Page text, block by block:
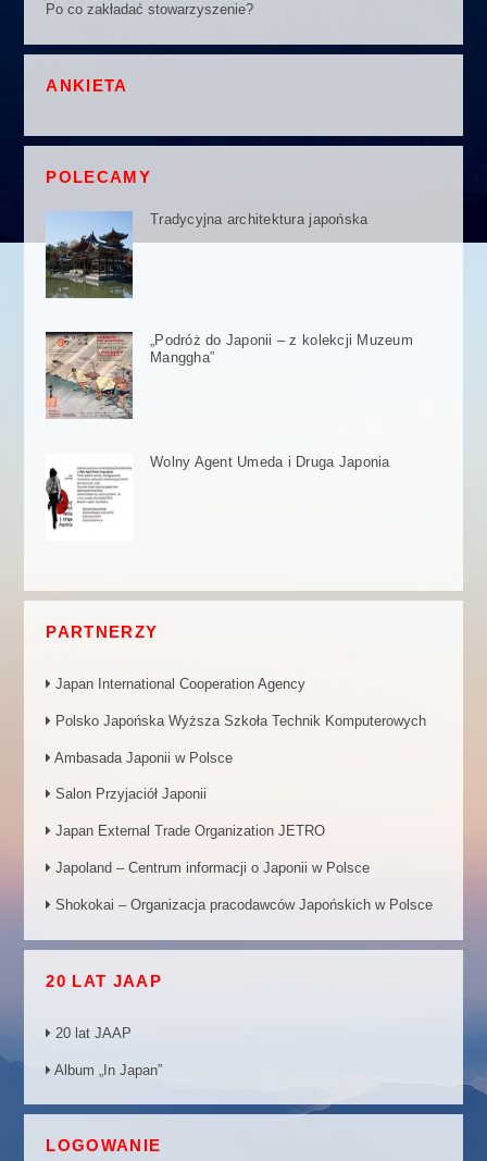
Po co zakładać stowarzyszenie?
ANKIETA
POLECAMY
Tradycyjna architektura japońska
„Podróż do Japonii – z kolekcji Muzeum
Manggha”
Wolny Agent Umeda i Druga Japonia
PARTNERZY
Japan International Cooperation Agency
Polsko Japońska Wyższa Szkoła Technik Komputerowych
Ambasada Japonii w Polsce
Salon Przyjaciół Japonii
Japan External Trade Organization JETRO
Japoland – Centrum informacji o Japonii w Polsce
Shokokai – Organizacja pracodawców Japońskich w Polsce
20 LAT JAAP
20 lat JAAP
Album „In Japan”
LOGOWANIE